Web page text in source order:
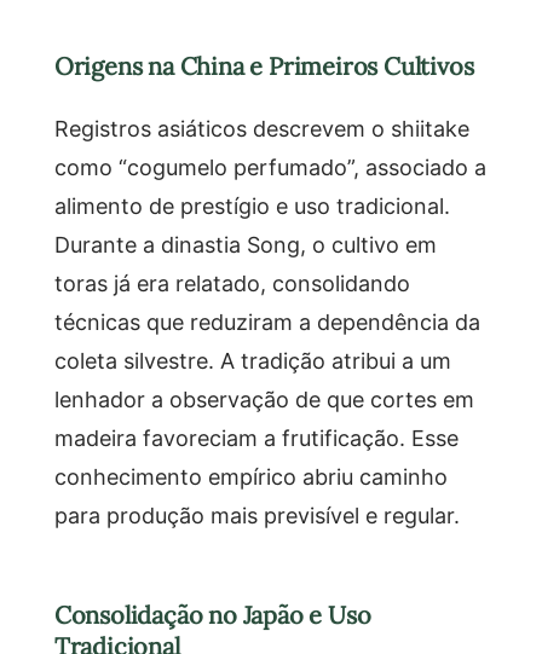
Origens na China e Primeiros Cultivos
Registros asiáticos descrevem o shiitake
como “cogumelo perfumado”, associado a
alimento de prestígio e uso tradicional.
Durante a dinastia Song, o cultivo em
toras já era relatado, consolidando
técnicas que reduziram a dependência da
coleta silvestre. A tradição atribui a um
lenhador a observação de que cortes em
madeira favoreciam a frutificação. Esse
conhecimento empírico abriu caminho
para produção mais previsível e regular.
Consolidação no Japão e Uso
Tradicional